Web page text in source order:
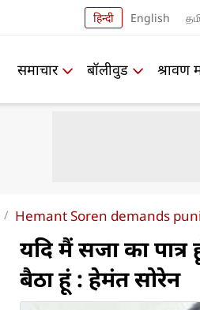
हिन्दी English
समाचार बॉलीवुड श्रावण
Hemant Soren demands
यदि मैं सजा का
बैठा हूं : हेमंत सोरेन